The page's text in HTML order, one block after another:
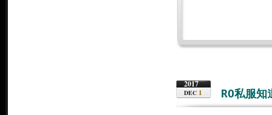
2017
DEC 1 RO私服